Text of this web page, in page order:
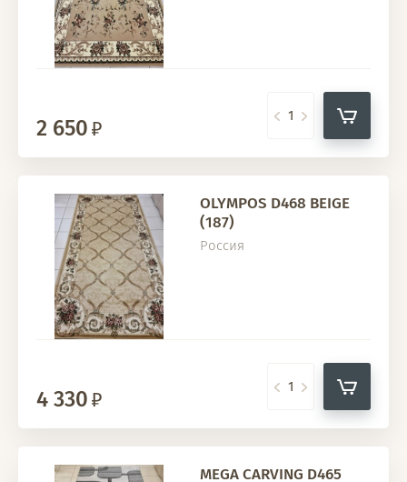
2 650
OLYMPOS D468 BEIGE
(187)
Россия
4 330
MEGA CARVING D465